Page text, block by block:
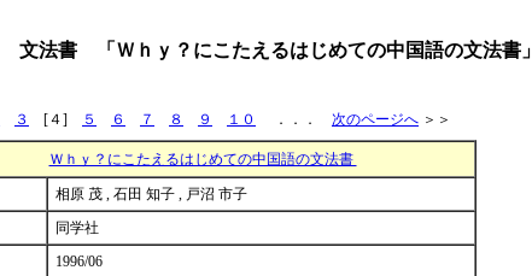
文法書 「Ｗｈｙ？にこたえるはじめての中国語の文法書」
３ [４] ５ ６ ７ ８ ９ １０ ．．． 次のページへ ＞＞
Ｗｈｙ？にこたえるはじめての中国語の文法書
相原 茂 , 石田 知子 , 戸沼 市子
同学社
1996/06